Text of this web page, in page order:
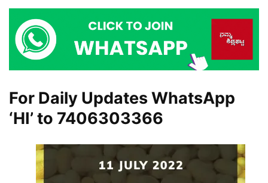
For Daily Updates WhatsApp
‘HI’ to 7406303366